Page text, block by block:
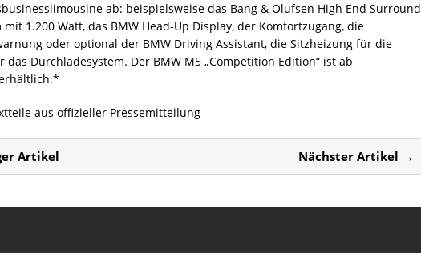
ab: beispielsweise das Bang & Olufsen High End Surround
mit 1.200 Watt, das BMW Head-Up Display, der Komfortzugang, die
oder optional der BMW Driving Assistant, die Sitzheizung für die
das Durchladesystem. Der BMW M5 „Competition Edition“ ist ab
aus offizieller Pressemitteilung
Artikel Nächster Artikel →